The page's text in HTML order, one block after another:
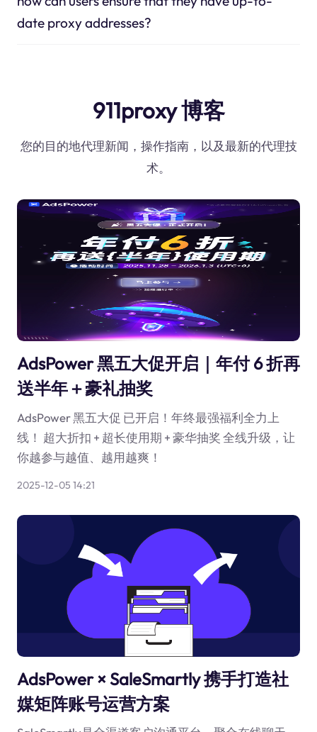
date proxy addresses?
911proxy 博客
您的目的地代理新闻，操作指南，以及最新的代理技
术。
AdsPower 黑五大促开启｜年付 6 折再
送半年＋豪礼抽奖
AdsPower 黑五大促 已开启！年终最强福利全力上
线！ 超大折扣 + 超长使用期 + 豪华抽奖 全线升级，让
你越参与越值、越用越爽！
2025-12-05 14:21
AdsPower × SaleSmartly 携手打造社
媒矩阵账号运营方案